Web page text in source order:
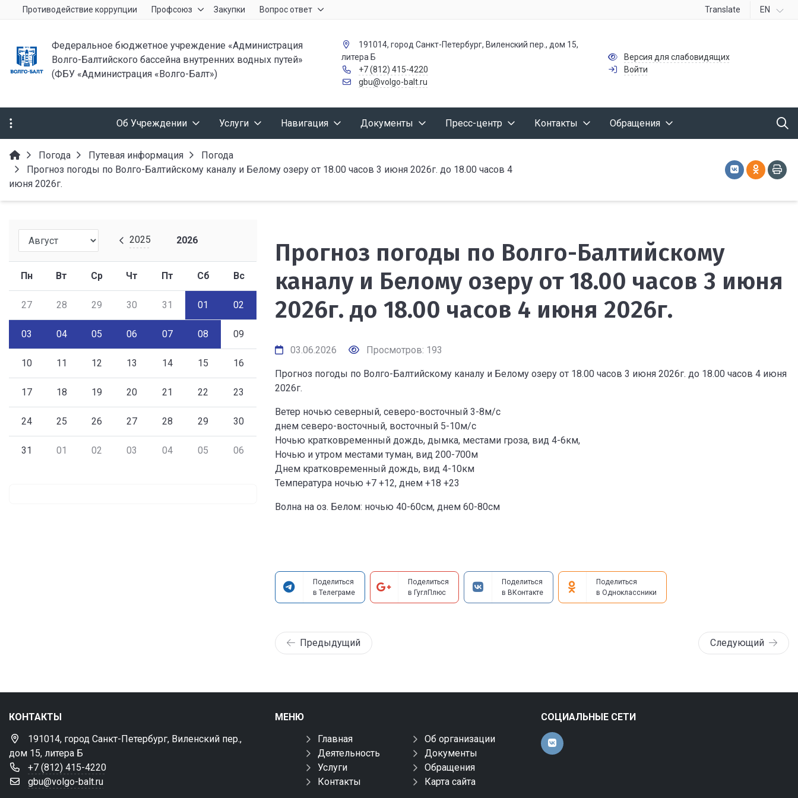
Противодействие коррупции Профсоюз Закупки Вопрос ответ Translate EN
Федеральное бюджетное учреждение «Администрация
Волго-Балтийского бассейна внутренних водных путей»
(ФБУ «Администрация «Волго-Балт»)
191014, город Санкт-Петербург, Виленский пер., дом 15,
литера Б
+7 (812) 415-4220
gbu@volgo-balt.ru
Версия для слабовидящих
Войти
Об Учреждении Услуги Навигация Документы Пресс-центр Контакты Обращения
Погода Путевая информация
Погода
Прогноз погоды по Волго-Балтийскому каналу и Белому озеру от 18.00 часов 3 июня 2026г. до 18.00 часов 4
июня 2026г.
2025 2026
Пн Вт Ср Чт Пт Сб Вс
27 28 29 30 31 01 02
03 04 05 06 07 08 09
10 11 12 13 14 15 16
17 18 19 20 21 22 23
24 25 26 27 28 29 30
31 01 02 03 04 05 06
Прогноз погоды по Волго-Балтийскому
каналу и Белому озеру от 18.00 часов 3 июня
2026г. до 18.00 часов 4 июня 2026г.
03.06.2026 Просмотров: 193
Прогноз погоды по Волго-Балтийскому каналу и Белому озеру от 18.00 часов 3 июня 2026г. до 18.00 часов 4 июня
2026г.
Ветер ночью северный, северо-восточный 3-8м/с
днем северо-восточный, восточный 5-10м/с
Ночью кратковременный дождь, дымка, местами гроза, вид 4-6км,
Ночью и утром местами туман, вид 200-700м
Днем кратковременный дождь, вид 4-10км
Температура ночью +7 +12, днем +18 +23
Волна на оз. Белом: ночью 40-60см, днем 60-80см
Поделиться
в Телеграме
Поделиться
в ГуглПлюс
Поделиться
в ВКонтакте
Поделиться
в Одноклассники
Предыдущий Следующий
КОНТАКТЫ
191014, город Санкт-Петербург, Виленский пер.,
дом 15, литера Б
+7 (812) 415-4220
gbu@volgo-balt.ru
МЕНЮ
Главная
Об организации
Деятельность
Документы
Услуги
Обращения
Контакты
Карта сайта
СОЦИАЛЬНЫЕ СЕТИ